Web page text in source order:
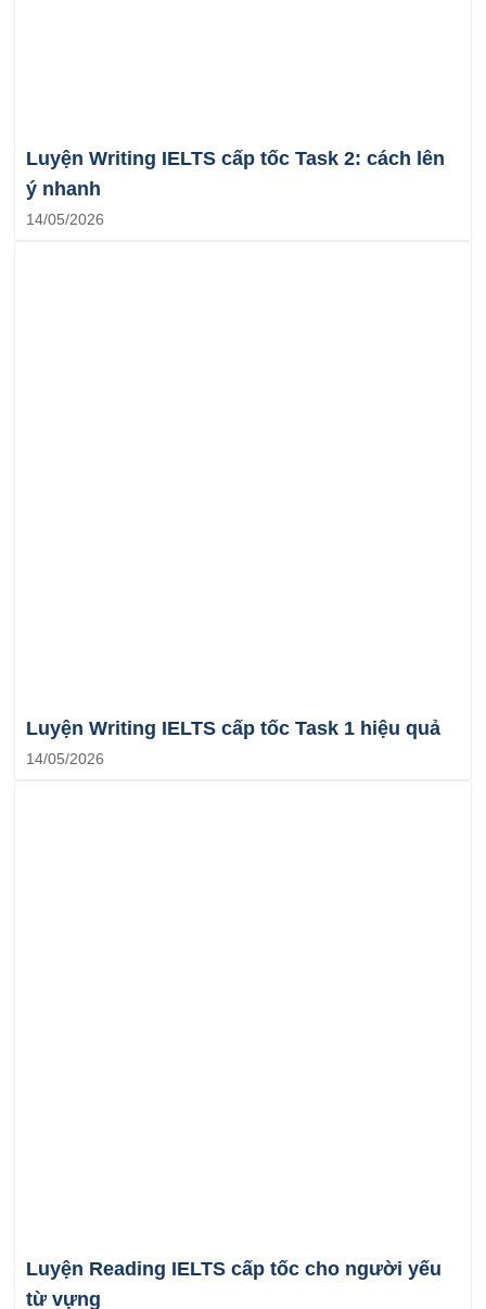
Luyện Writing IELTS cấp tốc Task 2: cách lên
ý nhanh
14/05/2026
Luyện Writing IELTS cấp tốc Task 1 hiệu quả
14/05/2026
Luyện Reading IELTS cấp tốc cho người yếu
từ vựng